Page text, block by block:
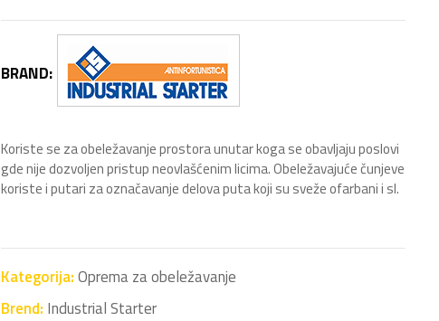
BRAND:
Koriste se za obeležavanje prostora unutar koga se obavljaju poslovi
gde nije dozvoljen pristup neovlašćenim licima. Obeležavajuće čunjeve
koriste i putari za označavanje delova puta koji su sveže ofarbani i sl.
Kategorija:Oprema za obeležavanje
Brend: Industrial Starter